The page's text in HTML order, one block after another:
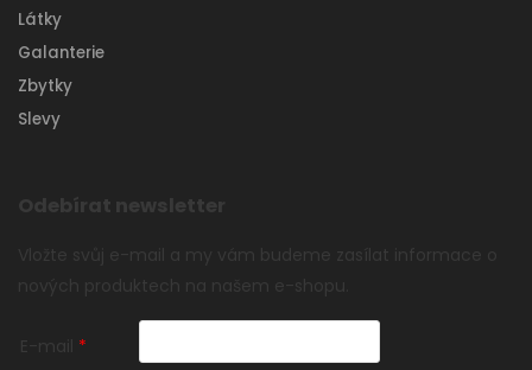
Látky
Galanterie
Zbytky
Slevy
Odebírat newsletter
Vložte svůj e-mail a my vám budeme zasílat informace o
nových produktech na našem e-shopu.
E-mail